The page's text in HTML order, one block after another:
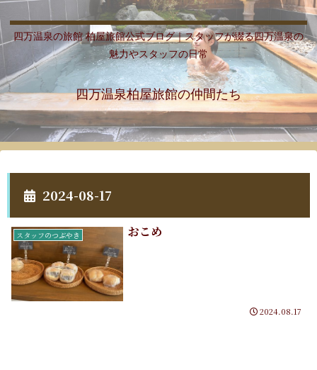
四万温泉の旅館 柏屋旅館公式ブログ｜スタッフが綴る四万温泉の
魅力やスタッフの日常
四万温泉柏屋旅館の仲間たち
2024-08-17
スタッフのつぶやき おこめ
2024.08.17